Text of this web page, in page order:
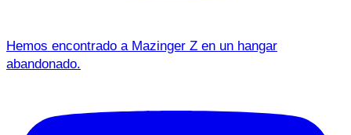
Hemos encontrado a Mazinger Z en un hangar
abandonado.